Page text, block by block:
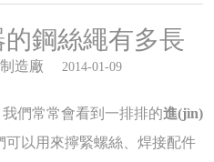
鋼絲繩有多長
造廠 2014-01-09
我們常常會看到一排排的進(jìn)
以用來擰緊螺絲、焊接配件